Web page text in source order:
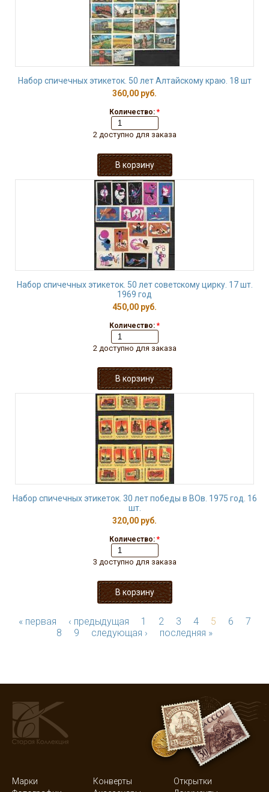
Набор спичечных этикеток. 50 лет Алтайскому краю. 18 шт
360,00 руб.
Количество: *
2 доступно для заказа
Набор спичечных этикеток. 50 лет советскому цирку. 17 шт.
1969 год
450,00 руб.
Количество: *
2 доступно для заказа
Набор спичечных этикеток. 30 лет победы в ВОв. 1975 год. 16
шт.
320,00 руб.
Количество: *
3 доступно для заказа
« первая ‹ предыдущая 1 2 3 4 5 6
7
8
9 следующая › последняя »
Марки Конверты
Открытки